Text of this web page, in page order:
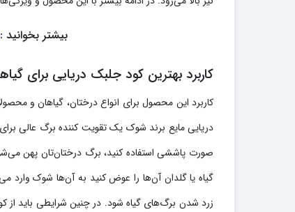
بیشتر بخوانید :
کاربرد بهترین کود جلبک دریایی برای
کاربرد این محصول برای انواع درختان، گیاهان و
دریایی مایع برند شوک یک تقویت کننده برگ عالی
صورت پاششی استفاده کنید، برگ درختان‌تان پهن
گیاه یا گلدان آن‌ها را عوض کنید به آن‌ها شوک
زرد شدن برگ‌های گیاه شود. در چنین شرایطی باید از